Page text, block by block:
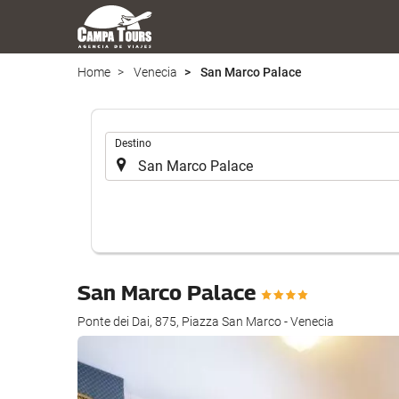
Home Venecia San Marco Palace
Introduzca
lugar
el
realizar
búsqueda
alojamiento..
Destino
San Marco Palace
Ponte dei Dai, 875, Piazza San Marco - Venecia